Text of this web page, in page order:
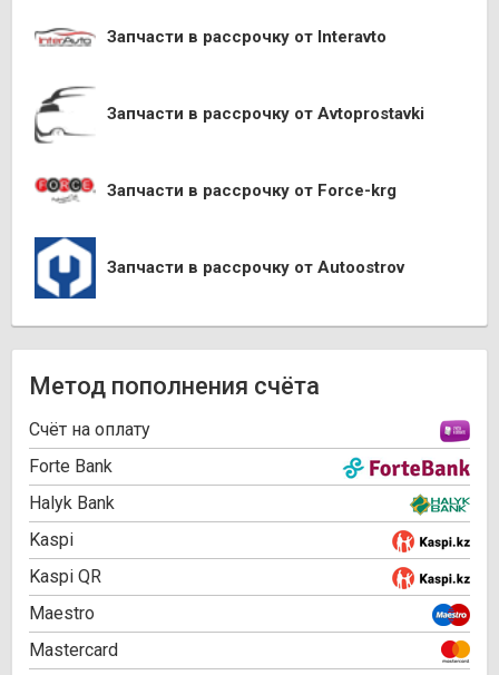
Запчасти в рассрочку от Interavto
Запчасти в рассрочку от Avtoprostavki
Запчасти в рассрочку от Force-krg
Запчасти в рассрочку от Autoostrov
Метод пополнения счёта
Cчёт на оплату
Forte Bank
Halyk Bank
Kaspi
Kaspi QR
Maestro
Mastercard